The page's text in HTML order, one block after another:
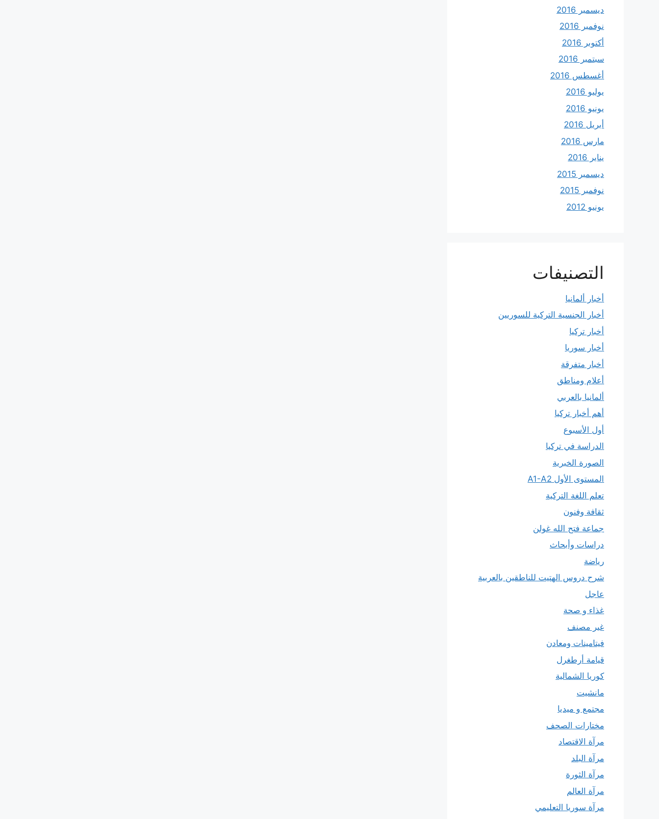
ديسمبر 2016
نوفمبر 2016
أكتوبر 2016
سبتمبر 2016
أغسطس 2016
يوليو 2016
يونيو 2016
أبريل 2016
مارس 2016
يناير 2016
ديسمبر 2015
نوفمبر 2015
يونيو 2012
التصنيفات
أخبار ألمانيا
أخبار الجنسية التركية للسوريين
أخبار تركيا
أخبار سوريا
أخبار متفرقة
أعلام ومناطق
ألمانيا بالعربي
أهم أخبار تركيا
أول الأسبوع
الدراسة في تركيا
الصورة الخبرية
المستوى الأول A1-A2
تعلم اللغة التركية
ثقافة وفنون
جماعة فتح الله غولن
دراسات وأبحاث
رياضة
شرح دروس الهتيت للناطقين بالعربية
عاجل
غذاء و صحة
غير مصنف
فيتامينات ومعادن
قيامة أرطغرل
كوريا الشمالية
مانشيت
مجتمع و ميديا
مختارات الصحف
مرآة الاقتصاد
مرآة البلد
مرآة الثورة
مرآة العالم
مرآة سوريا التعليمي